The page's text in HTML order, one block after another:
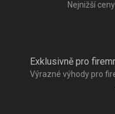
Nejnižší
Exklusivně pro
Výrazné výhody pro